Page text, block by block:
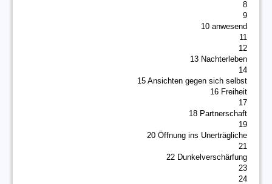
8
9
10 anwesend
11
12
13 Nachterleben
14
15 Ansichten gegen sich selbst
16 Freiheit
17
18 Partnerschaft
19
20 Öffnung ins Unerträgliche
21
22 Dunkelverschärfung
23
24